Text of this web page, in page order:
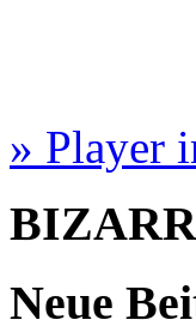
» Player
Neue